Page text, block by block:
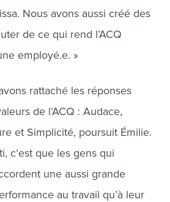
Nous avons aussi créé des
de ce qui rend l’ACQ
employé.e. »
rattaché les réponses
de l’ACQ : Audace,
et Simplicité, poursuit Émilie.
c’est que les gens qui
une aussi grande
au travail qu’à leur